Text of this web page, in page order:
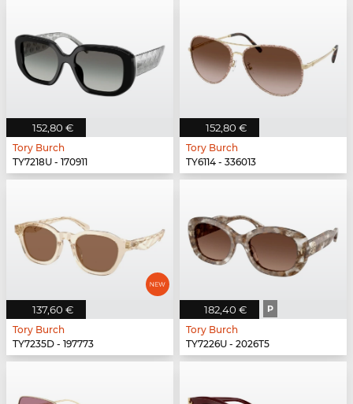
152,80 €
Tory Burch
TY7218U - 170911
152,80 €
Tory Burch
TY6114 - 336013
137,60 €
Tory Burch
TY7235D - 197773
182,40 € P
Tory Burch
TY7226U - 2026T5